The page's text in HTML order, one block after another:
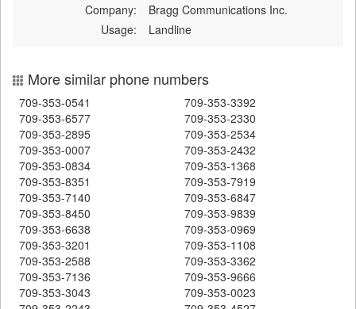
Company:
Bragg Communications Inc.
Usage:
Landline
More similar phone numbers
709-353-0541
709-353-3392
709-353-6577
709-353-2330
709-353-2895
709-353-2534
709-353-0007
709-353-2432
709-353-0834
709-353-1368
709-353-8351
709-353-7919
709-353-7140
709-353-6847
709-353-8450
709-353-9839
709-353-6638
709-353-0969
709-353-3201
709-353-1108
709-353-2588
709-353-3362
709-353-7136
709-353-9666
709-353-3043
709-353-0023